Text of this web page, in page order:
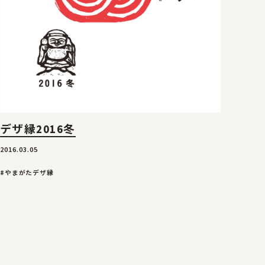
デザ縁2016冬
2016.03.05
#やまがたデザ縁